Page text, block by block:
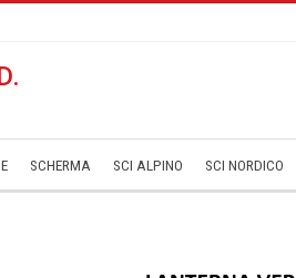
SCHERMA SCI ALPINO SCI NORDICO